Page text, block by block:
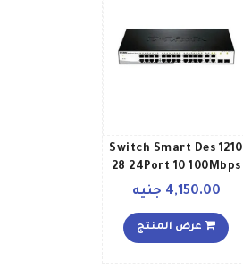
Switch Smart Des 1210
28 24Port 10 100Mbps
+ 2Port Gigabit +
Rackmount أسود
4,150.00 جنيه
عرض المنتج